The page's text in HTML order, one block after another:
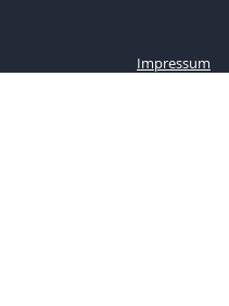
Impressum